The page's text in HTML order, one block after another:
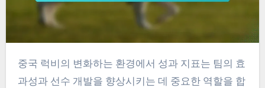
중국 럭비의 변화하는 환경에서 성과 지표는 팀의 효
과성과 선수 개발을 향상시키는 데 중요한 역할을 합